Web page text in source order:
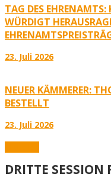
TAG DES EHRENAMTS:
WÜRDIGT
23. Juli 2026
NEUER KÄMMERER:
BESTELLT
23. Juli 2026
DRITTE